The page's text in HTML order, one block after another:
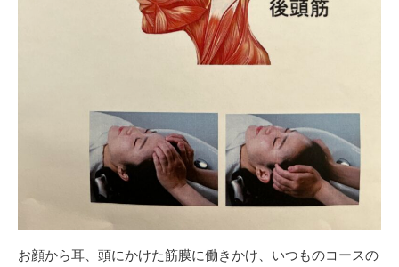
お顔から耳、頭にかけた筋膜に働きかけ、いつものコースの